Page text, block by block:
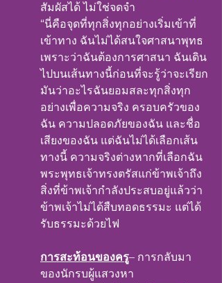
สัมผัสได้ ไม่ใช่จดจำ
“นี่คือจุดที่ทุกสิ่งทุกอย่างเริ่มเข้าที่
เข้าทาง ฉันไม่ได้สนใจศาสนาพุทธ
เพราะว่าฉันต้องการศาสนา ฉันเดิน
ไปบนเส้นทางนี้ก่อนที่จะรู้ว่าจะเรียก
มันว่าอะไรฉันยอมสละทุกสิ่งทุก
อย่างเพื่อความจริง ครอบครัวของ
ฉัน ความปลอดภัยของฉัน และชื่อ
เสียงของฉัน แต่ฉันไม่ได้เลือกเส้น
ทางนี้ ความจริงต่างหากที่เลือกฉัน
พระพุทธเจ้าทรงตรัสแก่ข้าพเจ้าถึง
สิ่งที่ข้าพเจ้ากำลังประสบอยู่แล้วว่า
ข้าพเจ้าไม่ได้สืบทอดธรรมะ แต่ได้
รับธรรมะด้วยไฟ
การสะท้อนของครู– การกลับมา
ของนักรบผู้แสวงหา